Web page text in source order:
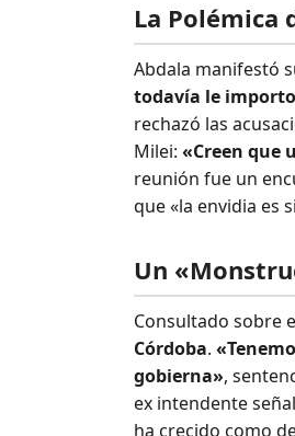
La Polémica
Abdala manifestó
todavía le
rechazó las
Milei: «Creen que
reunión fue un
que «la envidia es
Un
Consultado sobre
Córdoba.
gobierna»,
ex intendente
ha crecido como